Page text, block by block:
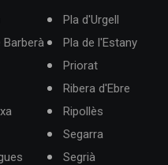
Pla d'Urgell
Pla de l'Estany
Priorat
Ribera d'Ebre
Ripollès
Segarra
Segrià